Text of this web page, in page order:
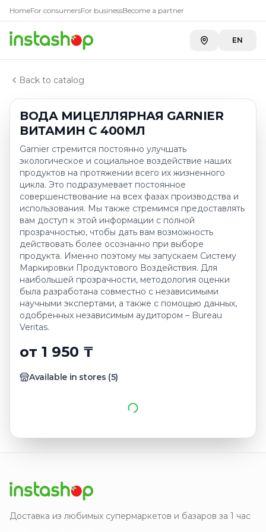
HomeFor consumersFor businessBecome a partner
EN
Back to catalog
ВОДА МИЦЕЛЛЯРНАЯ GARNIER
ВИТАМИН С 400МЛ
Garnier стремится постоянно улучшать
экологическое и социальное воздействие наших
продуктов на протяжении всего их жизненного
цикла. Это подразумевает постоянное
совершенствование на всех фазах производства и
использования. Мы также стремимся предоставлять
вам доступ к этой информации с полной
прозрачностью, чтобы дать вам возможность
действовать более осознанно при выборе
продукта. Именно поэтому мы запускаем Систему
Маркировки Продуктового Воздействия. Для
наибольшей прозрачности, методология оценки
была разработана совместно с независимыми
научными экспертами, а также с помощью данных,
одобренных независимым аудитором – Bureau
Veritas.
от 1 950 ₸
Available in stores (5)
Главная
Каталог
Лосьоны, тоники, вода мицеллярная
ВОДА МИЦЕЛЛЯРНАЯ GARNIER ВИТАМИН С 400МЛ
КупитьВОДА
A-Store ADK River—
Доставка из любимых супермаркетов и базаров за 1 час